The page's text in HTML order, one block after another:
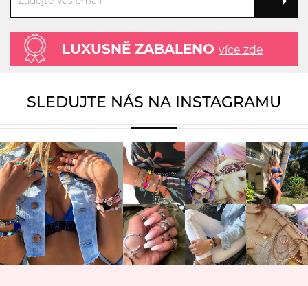
LUXUSNĚ ZABALENO více zde
SLEDUJTE NÁS NA INSTAGRAMU